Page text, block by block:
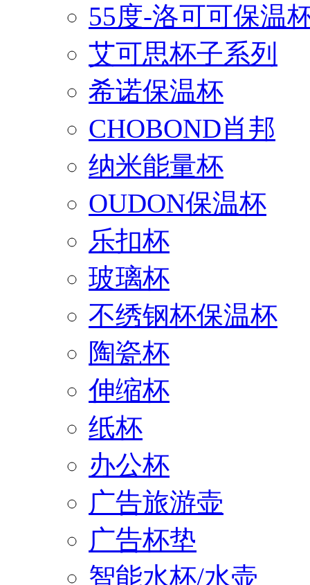
55度-洛可可保温
艾可思杯子系列
希诺保温杯
CHOBOND肖邦
纳米能量杯
OUDON保温杯
乐扣杯
玻璃杯
不绣钢杯保温杯
陶瓷杯
伸缩杯
纸杯
办公杯
广告旅游壶
广告杯垫
智能水杯/水壶